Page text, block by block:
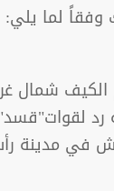
وفقاً لما يلي:
الكيف شمال
لقوات"قسد"
في مدينة